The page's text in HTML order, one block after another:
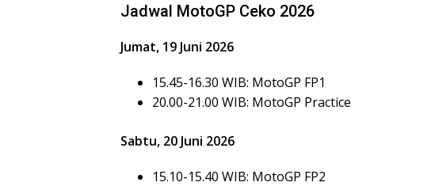
Jadwal MotoGP Ceko 2026
Jumat, 19 Juni 2026
15.45-16.30 WIB: MotoGP FP1
20.00-21.00 WIB: MotoGP Practice
Sabtu, 20 Juni 2026
15.10-15.40 WIB: MotoGP FP2